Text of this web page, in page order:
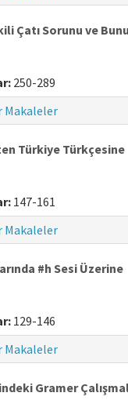
Çatı Sorunu ve
250-289
Makaleler
Türkiye Türkçesine
147-161
Makaleler
#h Sesi Üzerine
129-146
Makaleler
Gramer